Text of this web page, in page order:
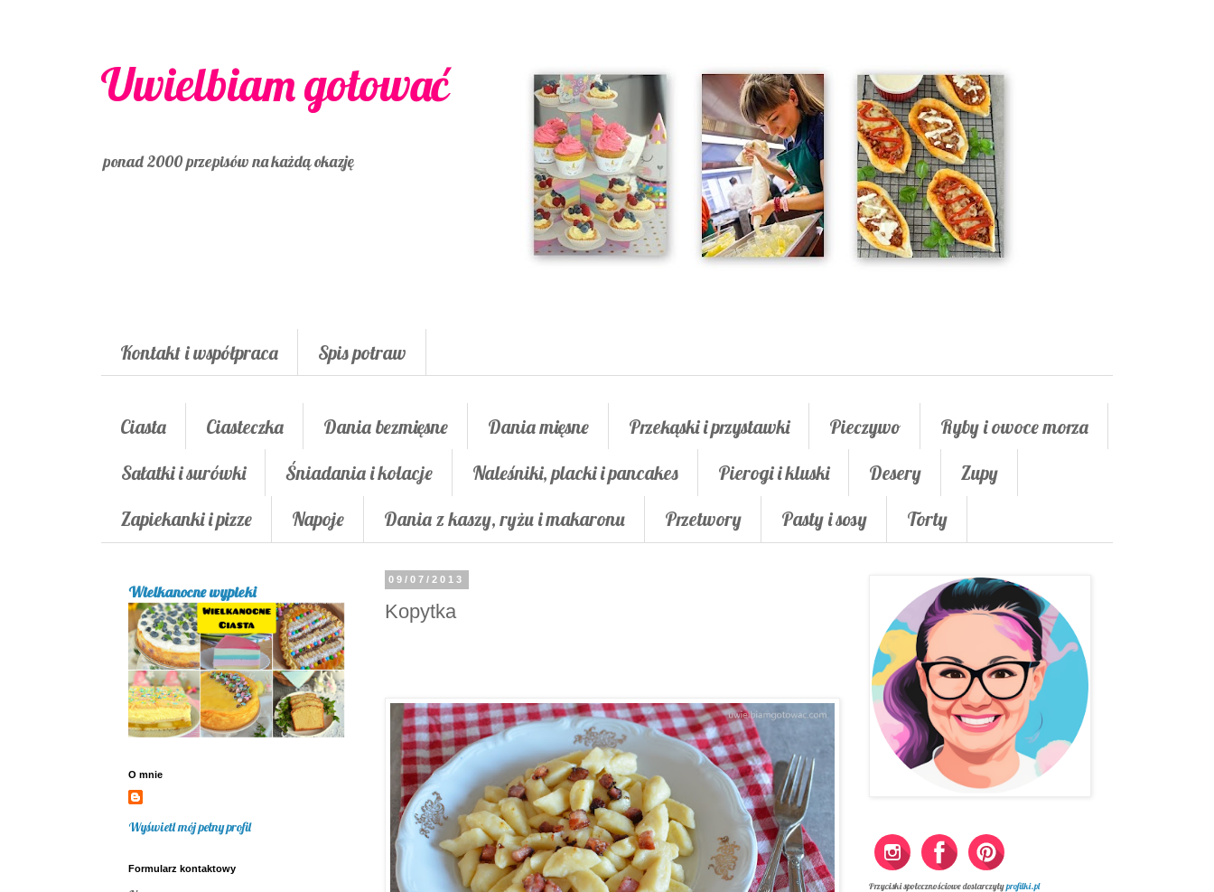
Uwielbiam gotować
ponad 2000 przepisów na każdą okazję
Kontakt i współpraca Spis potraw
Ciasta Ciasteczka Dania bezmięsne Dania mięsne Przekąski i przystawki Pieczywo
Ryby i owoce morza
Sałatki i surówki
Śniadania i kolacje Naleśniki, placki i pancakes Pierogi i kluski Desery
Zupy
Zapiekanki i pizze
Napoje Dania z kaszy, ryżu i makaronu Przetwory Pasty i sosy Torty
09/07/2013
Kopytka
Wielkanocne wypieki
O mnie
Wyświetl mój pełny profil
Formularz kontaktowy
Przyciski społecznościowe dostarczyłyprofilki.pl